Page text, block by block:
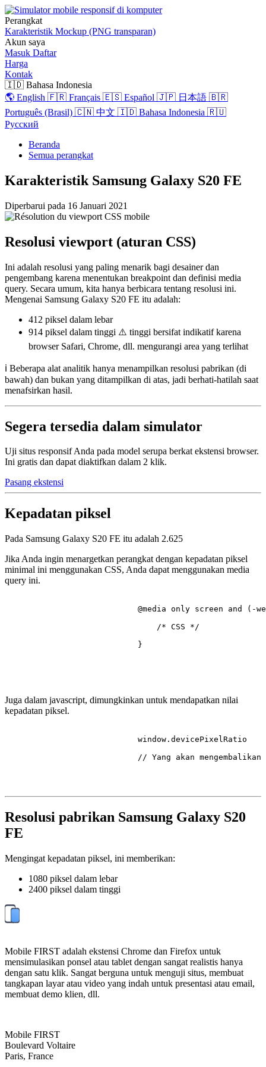
Perangkat
Karakteristik Mockup (PNG transparan)
Akun saya
Masuk Daftar
Harga
Kontak
🇮🇩 Bahasa Indonesia
🌎 English 🇫🇷 Français 🇪🇸 Español 🇯🇵 日本語 🇧🇷
Português (Brasil) 🇨🇳 中文 🇮🇩 Bahasa Indonesia 🇷🇺
Русский
Beranda
Semua perangkat
Karakteristik Samsung Galaxy S20 FE
Diperbarui pada 16 Januari 2021
Resolusi viewport (aturan CSS)
Ini adalah resolusi yang paling menarik bagi desainer dan
pengembang karena menentukan breakpoint dan definisi media
query. Secara umum, kita hanya berbicara tentang resolusi ini.
Mengenai Samsung Galaxy S20 FE itu adalah:
412 piksel dalam lebar
914 piksel dalam tinggi ⚠️ tinggi bersifat indikatif karena
browser Safari, Chrome, dll. mengurangi area yang terlihat
ℹ️ Beberapa alat analitik hanya menampilkan resolusi pabrikan (di
bawah) dan bukan yang ditampilkan di atas, jadi berhati-hatilah saat
menafsirkan hasil.
Segera tersedia dalam simulator
Uji situs responsif Anda pada model serupa berkat ekstensi browser.
Ini gratis dan dapat diaktifkan dalam 2 klik.
Pasang ekstensi
Kepadatan piksel
Pada Samsung Galaxy S20 FE itu adalah 2.625
Jika Anda ingin menargetkan perangkat dengan kepadatan piksel
minimal ini menggunakan CSS, Anda dapat menggunakan media
query ini.
@media only screen and (-
/* CSS */
                            }
Juga dalam javascript, dimungkinkan untuk mendapatkan nilai
kepadatan piksel.
                            window.
devicePixelRatio
// Yang akan mengembalikan
Resolusi pabrikan Samsung Galaxy S20
FE
Mengingat kepadatan piksel, ini memberikan:
1080 piksel dalam lebar
2400 piksel dalam tinggi
Mobile FIRST adalah ekstensi Chrome dan Firefox untuk
mensimulasikan ponsel atau tablet dengan sangat realistis hanya
dengan satu klik. Sangat berguna untuk menguji situs, membuat
tangkapan layar atau video yang indah untuk presentasi atau email,
membuat demo klien, dll.
Mobile FIRST
Boulevard Voltaire
Paris, France